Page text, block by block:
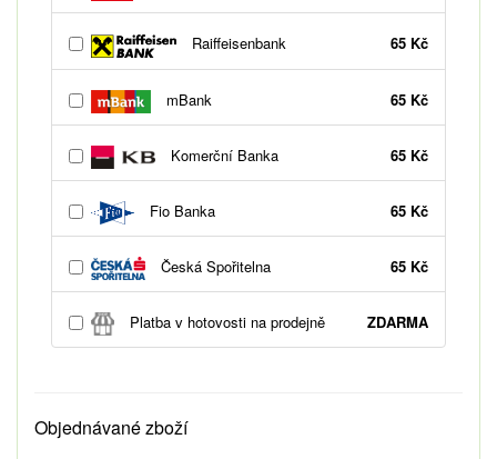
Raiffeisenbank 65 Kč
mBank 65 Kč
Komerční Banka 65 Kč
Fio Banka 65 Kč
Česká Spořitelna 65 Kč
Platba v hotovosti na prodejně ZDARMA
Objednávané zboží